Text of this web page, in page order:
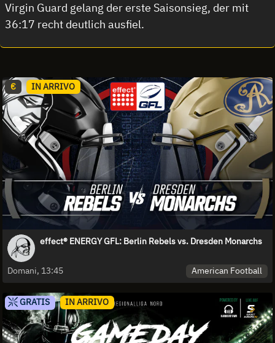
Virgin Guard gelang der erste Saisonsieg, der mit
36:17 recht deutlich ausfiel.
€ IN ARRIVO
effect® ENERGY GFL: Berlin Rebels vs. Dresden Monarchs
Domani, 13:45 American Football
GRATIS IN ARRIVO